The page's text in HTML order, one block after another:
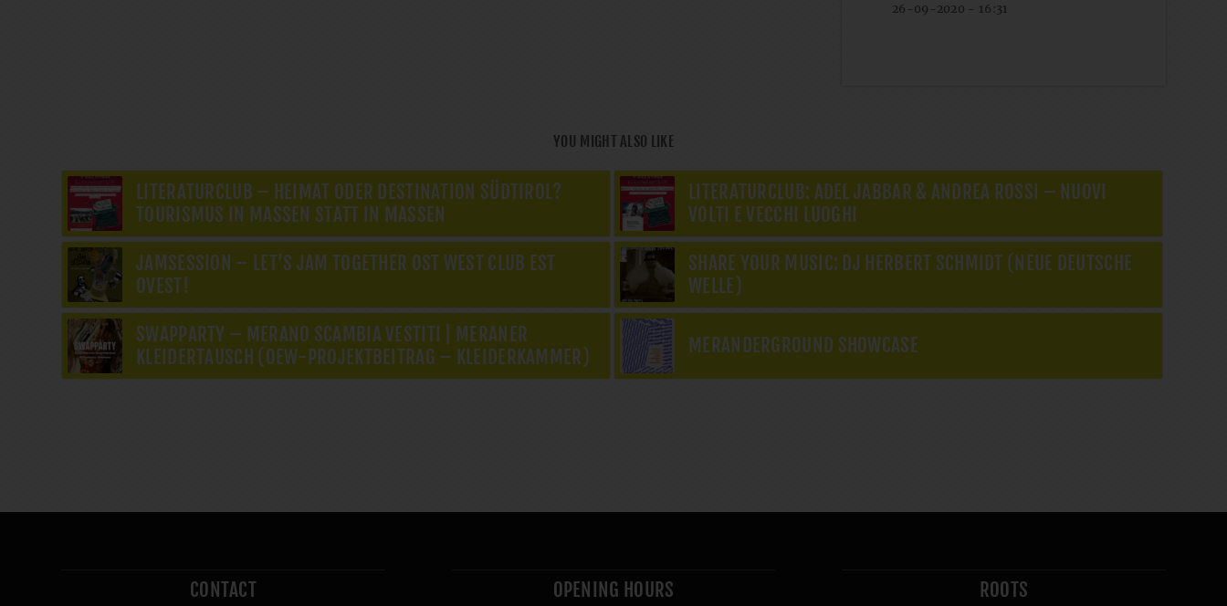
26-09-2020 - 16:31
YOU MIGHT ALSO LIKE
LITERATURCLUB – HEIMAT ODER DESTINATION SÜDTIROL?
TOURISMUS IN MASSEN STATT IN MASSEN
LITERATURCLUB: ADEL JABBAR & ANDREA ROSSI – NUOVI
VOLTI E VECCHI LUOGHI
JAMSESSION – LET’S JAM TOGETHER OST WEST CLUB EST
OVEST!
SHARE YOUR MUSIC: DJ HERBERT SCHMIDT (NEUE DEUTSCHE
WELLE)
SWAPPARTY – MERANO SCAMBIA VESTITI | MERANER
KLEIDERTAUSCH (OEW-PROJEKTBEITRAG – KLEIDERKAMMER)
MERANDERGROUND SHOWCASE
CONTACT OPENING HOURS ROOTS